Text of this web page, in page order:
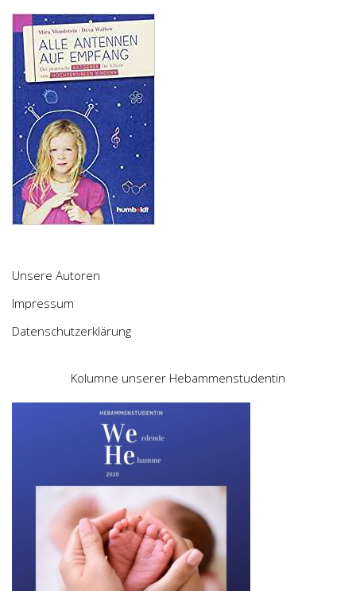
Unsere Autoren
Impressum
Datenschutzerklärung
Kolumne unserer Hebammenstudentin